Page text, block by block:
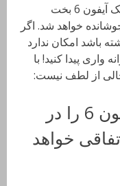
در ویدئویی که در ادامه خواهید دید یک آیفون 6 بخت
خواهد شد. اگر
باشد امکان ندارد
واری پیدا کنید! با
خالی از لطف نیست:
تماشا کنید: اگر یک آیفون 6 را در
خواهد